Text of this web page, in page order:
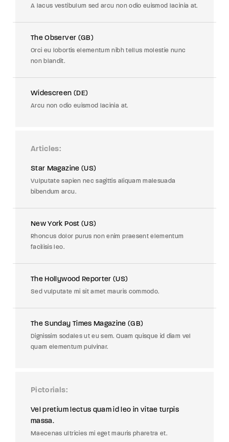
A lacus vestibulum sed arcu non odio euismod lacinia at.
The Observer (GB)
Orci eu lobortis elementum nibh tellus molestie nunc
non blandit.
Widescreen (DE)
Arcu non odio euismod lacinia at.
Articles
Star Magazine (US)
Vulputate sapien nec sagittis aliquam malesuada
bibendum arcu.
New York Post (US)
Rhoncus dolor purus non enim praesent elementum
facilisis leo.
The Hollywood Reporter (US)
Sed vulputate mi sit amet mauris commodo.
The Sunday Times Magazine (GB)
Dignissim sodales ut eu sem. Quam quisque id diam vel
quam elementum pulvinar.
Pictorials
Vel pretium lectus quam id leo in vitae turpis
massa.
Maecenas ultricies mi eget mauris pharetra et.